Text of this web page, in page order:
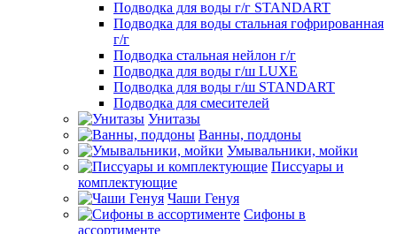
Подводка для воды г/г STANDART
Подводка для воды стальная гофрированная
г/г
Подводка стальная нейлон г/г
Подводка для воды г/ш LUXE
Подводка для воды г/ш STANDART
Подводка для смесителей
Унитазы
Ванны, поддоны
Умывальники, мойки
Писсуары и
комплектующие
Чаши Генуя
Сифоны в
ассортименте